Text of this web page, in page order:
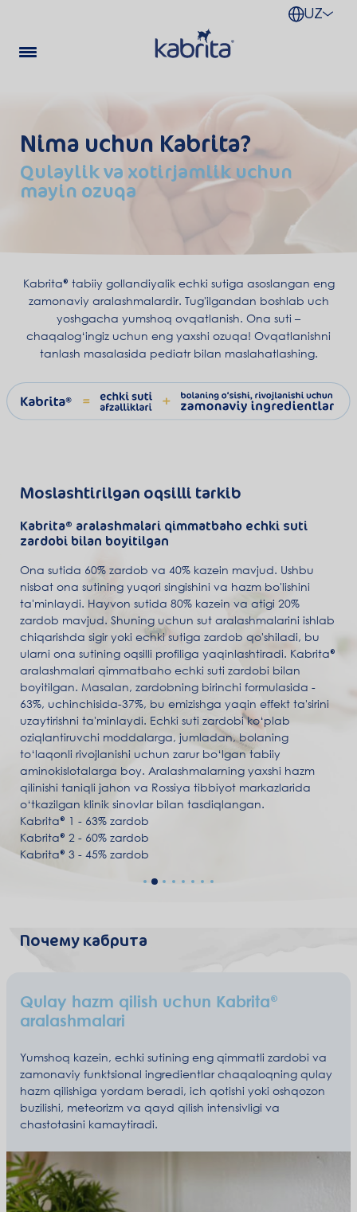
UZ
Nima uchun Kabrita?
Qulaylik va xotirjamlik uchun
mayin ozuqa
Kabrita
tabiiy gollandiyalik echki sutiga asoslangan eng
zamonaviy aralashmalardir. Tug'ilgandan boshlab uch
yoshgacha yumshoq ovqatlanish. Ona suti –
chaqalog‘ingiz uchun eng yaxshi ozuqa! Ovqatlanishni
tanlash masalasida pediatr bilan maslahatlashing.
Moslashtirilgan oqsilli tarkib
Kabrita
aralashmalari qimmatbaho echki suti
zardobi bilan boyitilgan
Ona sutida 60% zardob va 40% kazein mavjud. Ushbu
nisbat ona sutining yuqori singishini va hazm bo'lishini
ta'minlaydi. Hayvon sutida 80% kazein va atigi 20%
zardob mavjud. Shuning uchun sut aralashmalarini ishlab
chiqarishda sigir yoki echki sutiga zardob qo'shiladi, bu
ularni ona sutining oqsilli profiliga yaqinlashtiradi. Kabrita
aralashmalari qimmatbaho echki suti zardobi bilan
boyitilgan. Masalan, zardobning birinchi formulasida -
63%, uchinchisida-37%, bu emizishga yaqin effekt ta'sirini
uzaytirishni ta'minlaydi. Echki suti zardobi ko‘plab
oziqlantiruvchi moddalarga, jumladan, bolaning
to‘laqonli rivojlanishi uchun zarur bo‘lgan tabiiy
aminokislotalarga boy. Aralashmalarning yaxshi hazm
qilinishi taniqli jahon va Rossiya tibbiyot markazlarida
o‘tkazilgan klinik sinovlar bilan tasdiqlangan.
Kabrita® 1 - 63% zardob
Kabrita® 2 - 60% zardob
Kabrita® 3 - 45% zardob
Почему кабрита
Qulay hazm qilish uchun Kabrita
aralashmalari
Yumshoq kazein, echki sutining eng qimmatli zardobi va
zamonaviy funktsional ingredientlar chaqaloqning qulay
hazm qilishiga yordam beradi, ich qotishi yoki oshqozon
buzilishi, meteorizm va qayd qilish intensivligi va
chastotasini kamaytiradi.